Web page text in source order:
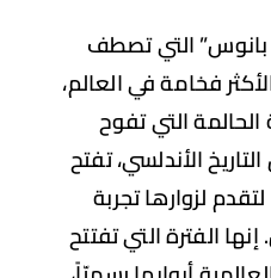
التي تصطف
في العالم،
التي تفوح
تفتح
لزوارها تجربة
التي تفتتح